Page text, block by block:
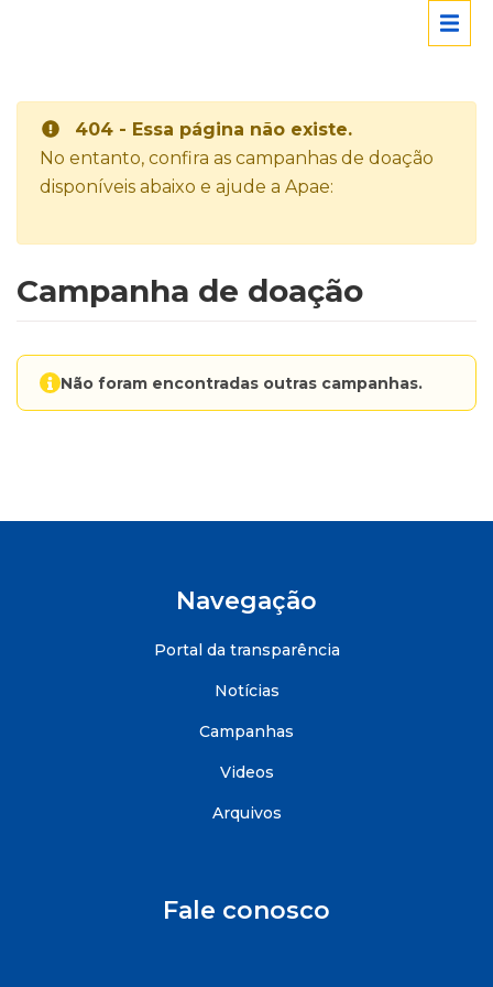
404 - Essa página não existe.
No entanto, confira as campanhas de doação
disponíveis abaixo e ajude a Apae:
Campanha de doação
Não foram encontradas outras campanhas.
Navegação
Portal da transparência
Notícias
Campanhas
Videos
Arquivos
Fale conosco